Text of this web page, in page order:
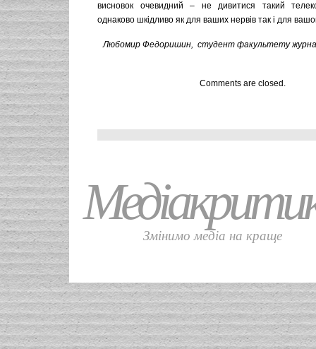
висновок очевидний – не дивитися такий
однаково шкідливо як для ваших нервів так і для
Любомир Федоришин, студент факультету
Comments are closed.
Змінимо медіа на краще